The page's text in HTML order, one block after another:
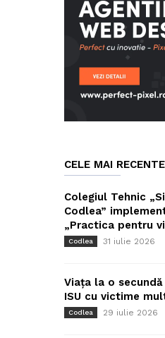
CELE MAI
Colegiul Tehnic
Codlea”
„Practica pentru
Codlea 31 iulie 2026
Viața la o
ISU cu victime
Codlea 29 iulie 2026